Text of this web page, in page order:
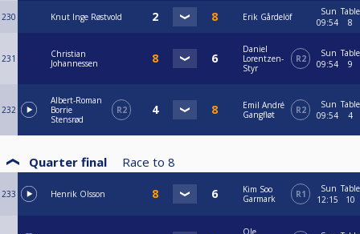
230 Knut Inge Røstvold Erik Gårdelöf
Sun
09:54
Table
8
231
Christian
Johannessen
Daniel
Lorentzen-
Styr
R2
Sun
09:54
Table
9
232
Albert-Roman
Borrie
Stensrød
R2
Emil André
Gangfløt
R2
Sun
09:54
Table
4
Quarter final Race to 8
233 Henrik Olsson
Kim Soo
Garmark
R1
Sun
12:15
Table
10